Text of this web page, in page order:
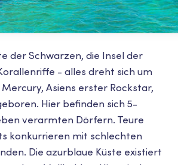
der Schwarzen, die Insel der
- alles dreht sich um
Asiens erster Rockstar,
Hier befinden sich 5-
verarmten Dörfern. Teure
konkurrieren mit schlechten
Die azurblaue Küste existiert